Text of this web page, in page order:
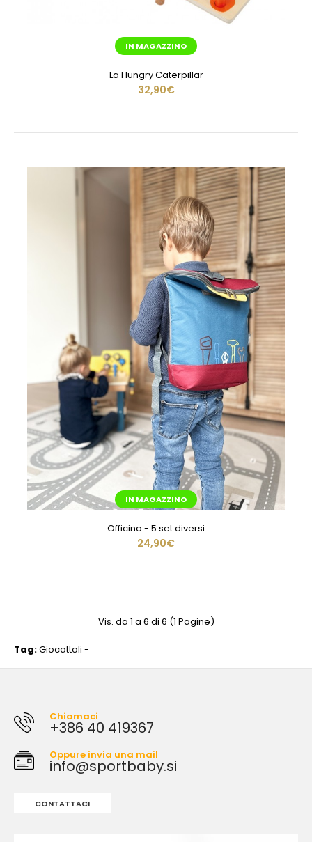
IN MAGAZZINO
La Hungry Caterpillar
32,90€
IN MAGAZZINO
Officina - 5 set diversi
24,90€
Vis. da 1 a 6 di 6 (1 Pagine)
Tag:Giocattoli -
Chiamaci
+386 40 419367
Oppure invia una mail
info@sportbaby.si
CONTATTACI